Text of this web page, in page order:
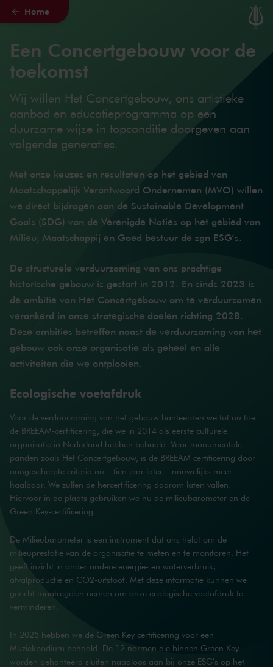
Naar hoofdcontent
Home
Een Concertgebouw voor de
toekomst
Wij willen Het Concertgebouw, ons artistieke
aanbod en educatieprogramma op een
duurzame wijze in topconditie doorgeven aan
volgende generaties.
Met onze keuzes en resultaten op het gebied van
Maatschappelijk Verantwoord Ondernemen (MVO) willen
we direct bijdragen aan de Sustainable Development
Goals (SDG) van de Verenigde Naties op het gebied van
Milieu, Maatschappij en Goed bestuur de zgn ESG’s.
De structurele verduurzaming van ons prachtige
historische gebouw is gestart in 2012. En sinds 2023 is
de ambitie van Het Concertgebouw om te verduurzamen
verankerd in onze strategische doelen richting 2028.
Deze ambities betreffen naast de verduurzaming van het
gebouw ook onze organisatie als geheel en alle
activiteiten die we ontplooien.
Ecologische voetafdruk
Voor de verduurzaming van het gebouw hanteerden we tot nu toe
de BREEAM-certificering, die we in 2014 als eerste culturele
organisatie in Nederland hebben behaald. Voor monumentale
panden zoals Het Concertgebouw, is de BREEAM certificering door
aangescherpte criteria nu – tien jaar later – nauwelijks meer
haalbaar. We zullen de hercertificering daarom laten vallen.
Hiervoor in de plaats gebruiken we nu de milieubarometer en de
Green Key-certificering.
De Milieubarometer is een instrument dat ons helpt om de
milieuprestatie van de organisatie te meten en te monitoren. Het
geeft inzicht in onder andere energie- en waterverbruik,
afvalproductie en CO2-uitstoot. Met deze informatie kunnen we
gericht maatregelen nemen om onze ecologische voetafdruk te
verminderen.
In 2025 hebben we de Green Key certificering voor een
Muziekpodium behaald. De 12 normen die binnen Green Key
worden gehanteerd sluiten naadloos aan bij onze ESG's op het